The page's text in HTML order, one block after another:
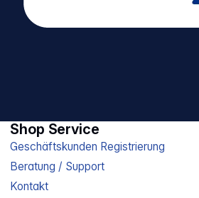
Shop Service
Geschäftskunden Registrierung
Beratung / Support
Kontakt